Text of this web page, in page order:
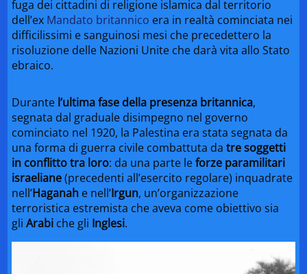
fuga dei cittadini di religione islamica dal territorio
dell’ex Mandato britannico era in realtà cominciata nei
difficilissimi e sanguinosi mesi che precedettero la
risoluzione delle Nazioni Unite che darà vita allo Stato
ebraico.
Durante l’ultima fase della presenza britannica,
segnata dal graduale disimpegno nel governo
cominciato nel 1920, la Palestina era stata segnata da
una forma di guerra civile combattuta datre soggetti
in conflitto tra loro: da una parte leforze paramilitari
israeliane(precedenti all’esercito regolare) inquadrate
nell’Haganah e nell’Irgun, un’organizzazione
terroristica estremista che aveva come obiettivo sia
gliArabi che gli Inglesi.